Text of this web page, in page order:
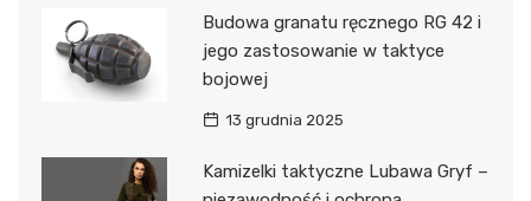
Budowa granatu ręcznego RG 42 i
jego zastosowanie w taktyce
bojowej
13 grudnia 2025
Kamizelki taktyczne Lubawa Gryf –